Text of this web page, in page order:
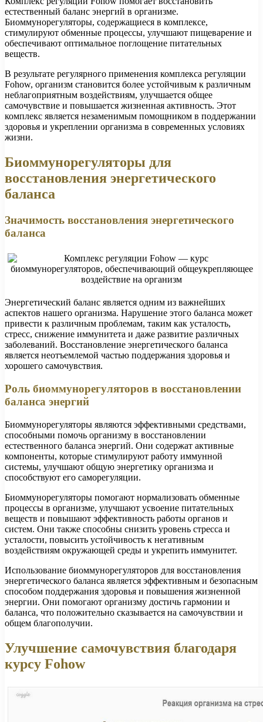
естественный баланс энергий в организме.
Биоммунорегуляторы, содержащиеся в комплексе,
стимулируют обменные процессы, улучшают пищеварение и
обеспечивают оптимальное поглощение питательных
веществ.
В результате регулярного применения комплекса регуляции
Fohow, организм становится более устойчивым к различным
неблагоприятным воздействиям, улучшается общее
самочувствие и повышается жизненная активность. Этот
комплекс является незаменимым помощником в поддержании
здоровья и укреплении организма в современных условиях
жизни.
Биоммунорегуляторы для
восстановления энергетического
баланса
Значимость восстановления энергетического
баланса
Энергетический баланс является одним из важнейших
аспектов нашего организма. Нарушение этого баланса может
привести к различным проблемам, таким как усталость,
стресс, снижение иммунитета и даже развитие различных
заболеваний. Восстановление энергетического баланса
является неотъемлемой частью поддержания здоровья и
хорошего самочувствия.
Роль биоммунорегуляторов в восстановлении
баланса энергий
Биоммунорегуляторы являются эффективными средствами,
способными помочь организму в восстановлении
естественного баланса энергий. Они содержат активные
компоненты, которые стимулируют работу иммунной
системы, улучшают общую энергетику организма и
способствуют его саморегуляции.
Биоммунорегуляторы помогают нормализовать обменные
процессы в организме, улучшают усвоение питательных
веществ и повышают эффективность работы органов и
систем. Они также способны снизить уровень стресса и
усталости, повысить устойчивость к негативным
воздействиям окружающей среды и укрепить иммунитет.
Использование биоммунорегуляторов для восстановления
энергетического баланса является эффективным и безопасным
способом поддержания здоровья и повышения жизненной
энергии. Они помогают организму достичь гармонии и
баланса, что положительно сказывается на самочувствии и
общем благополучии.
Улучшение самочувствия благодаря
курсу Fohow